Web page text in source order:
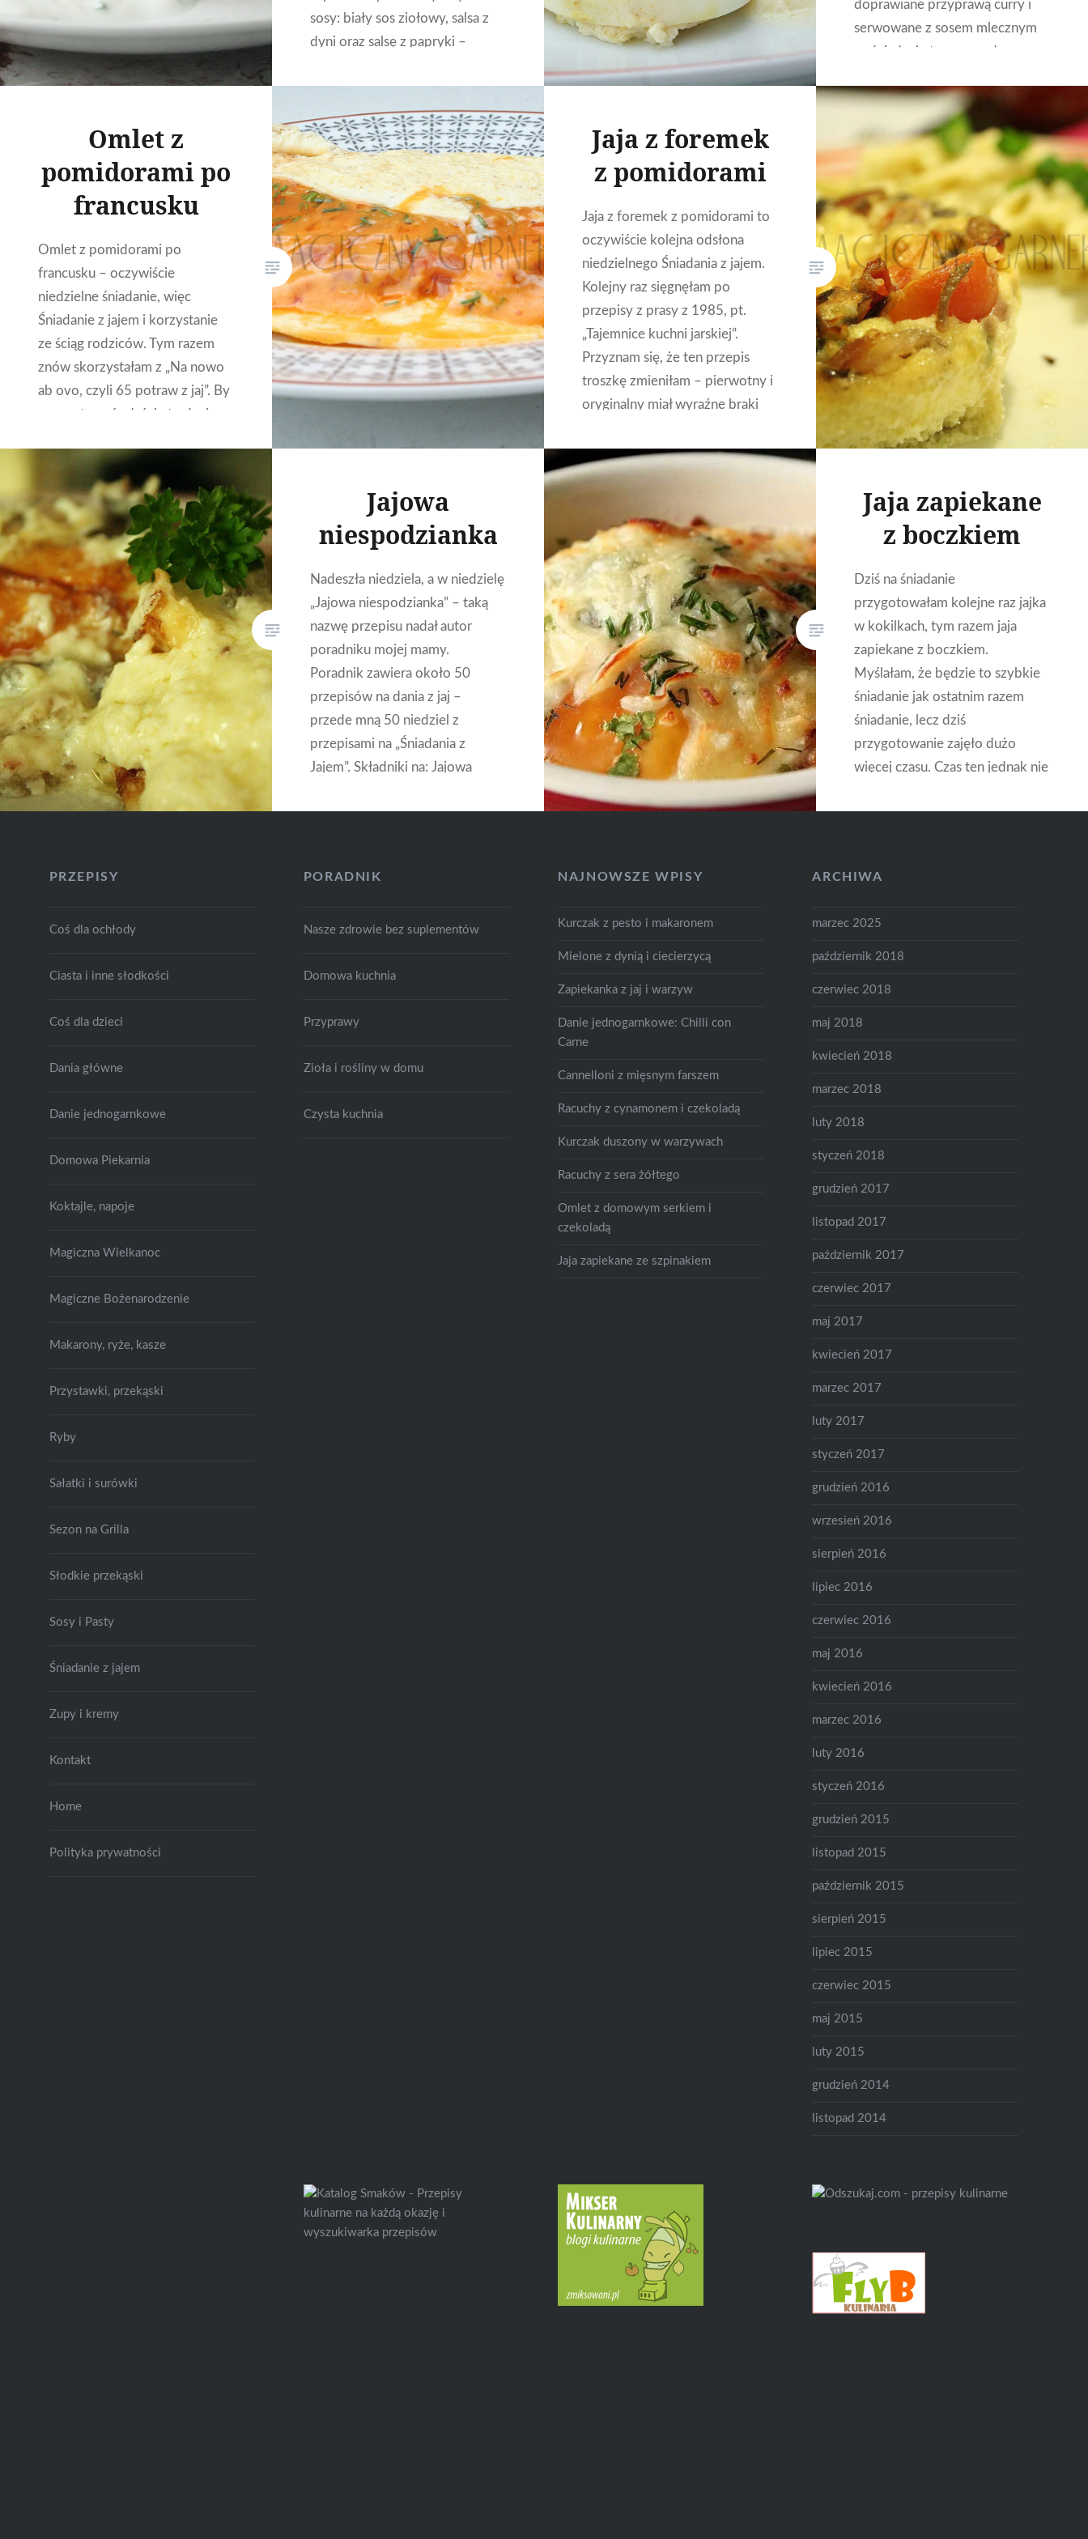
sosy: biały sos ziołowy, salsa z
dyni oraz salsę z papryki –
smakowały, lecz proponuję
byście wypróbowali sami i…
CZYTAJ DALEJ
doprawiane przyprawą curry i
serwowane z sosem mlecznym
na śniadanie to naprawdę
poświęcenia kilkunastu minut na
ich przygotowanie. Składniki na:
Jaja zapiekane w sosie
mlecznym pięć jajek szklanka
mleka jedna łyżka mąki…
CZYTAJ DALEJ
Omlet z
pomidorami po
francusku
Omlet z pomidorami po
francusku – oczywiście
niedzielne śniadanie, więc
Śniadanie z jajem i korzystanie
ze ściąg rodziców. Tym razem
znów skorzystałam z „Na nowo
ab ovo, czyli 65 potraw z jaj”. By
przygotować właśnie to danie
przepisu. Przygotowanie
śniadania zajęło około 30 minut i
przygotowałam dwie średnie
patelnie: dla…
CZYTAJ DALEJ
Jaja z foremek
z pomidorami
Jaja z foremek z pomidorami to
oczywiście kolejna odsłona
niedzielnego Śniadania z jajem.
Kolejny raz sięgnęłam po
przepisy z prasy z 1985, pt.
„Tajemnice kuchni jarskiej”.
Przyznam się, że ten przepis
troszkę zmieniłam – pierwotny i
oryginalny miał wyraźne braki
najstarszym mężczyzną
uznaliśmy, że należy dodać
CZYTAJ DALEJ
Jajowa
niespodzianka
Nadeszła niedziela, a w niedzielę
„Jajowa niespodzianka” – taką
nazwę przepisu nadał autor
poradniku mojej mamy.
Poradnik zawiera około 50
przepisów na dania z jaj –
przede mną 50 niedziel z
przepisami na „Śniadania z
Jajem”. Składniki na: Jajowa
pieczarek 200ml śmietany ser
Jaja zapiekane
z boczkiem
Dziś na śniadanie
przygotowałam kolejne raz jajka
w kokilkach, tym razem jaja
zapiekane z boczkiem.
Myślałam, że będzie to szybkie
śniadanie jak ostatnim razem
śniadanie, lecz dziś
przygotowanie zajęło dużo
więcej czasu. Czas ten jednak nie
super i ponownie odezwał się
poniżej…
PRZEPISY
Coś dla ochłody
Ciasta i inne słodkości
Coś dla dzieci
Dania główne
Danie jednogarnkowe
Domowa Piekarnia
Koktajle, napoje
Magiczna Wielkanoc
Magiczne Bożenarodzenie
Makarony, ryże, kasze
Przystawki, przekąski
Ryby
Sałatki i surówki
Sezon na Grilla
Słodkie przekąski
Sosy i Pasty
Śniadanie z jajem
Zupy i kremy
Kontakt
Home
Polityka prywatności
PORADNIK
Nasze zdrowie bez suplementów
Domowa kuchnia
Przyprawy
Zioła i rośliny w domu
Czysta kuchnia
NAJNOWSZE WPISY
Kurczak z pesto i makaronem
Mielone z dynią i ciecierzycą
Zapiekanka z jaj i warzyw
Danie jednogarnkowe: Chilli con
Carne
Cannelloni z mięsnym farszem
Racuchy z cynamonem i czekoladą
Kurczak duszony w warzywach
Racuchy z sera żółtego
Omlet z domowym serkiem i
czekoladą
Jaja zapiekane ze szpinakiem
ARCHIWA
marzec 2025
październik 2018
czerwiec 2018
maj 2018
kwiecień 2018
marzec 2018
luty 2018
styczeń 2018
grudzień 2017
listopad 2017
październik 2017
czerwiec 2017
maj 2017
kwiecień 2017
marzec 2017
luty 2017
styczeń 2017
grudzień 2016
wrzesień 2016
sierpień 2016
lipiec 2016
czerwiec 2016
maj 2016
kwiecień 2016
marzec 2016
luty 2016
styczeń 2016
grudzień 2015
listopad 2015
październik 2015
sierpień 2015
lipiec 2015
czerwiec 2015
maj 2015
luty 2015
grudzień 2014
listopad 2014